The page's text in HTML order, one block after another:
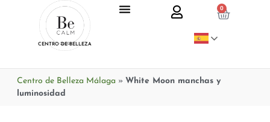
CENTRO DE BELLEZA
0
Centro de Belleza Málaga » White Moon manchas y
luminosidad